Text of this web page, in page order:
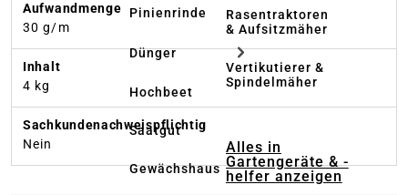
Pinienrinde
Dünger
Hochbeet
Saatgut
Gewächshaus
Rasentraktoren
& Aufsitzmäher
Vertikutierer &
Spindelmäher
Alles in
Gartengeräte & -
helfer anzeigen
Aufwandmenge
30 g/m
Inhalt
4 kg
Sachkundenachweispflichtig
Nein